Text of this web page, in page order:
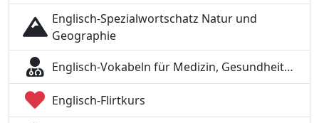
Englisch-Spezialwortschatz Natur und
Geographie
Englisch-Vokabeln für Medizin, Gesundheit…
Englisch-Flirtkurs